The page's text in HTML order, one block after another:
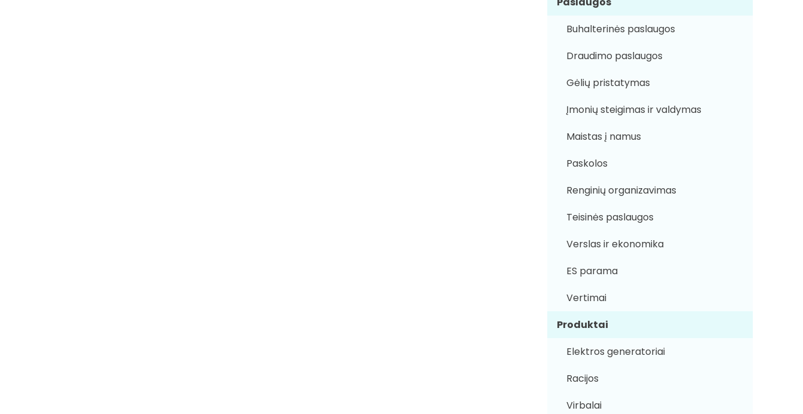
Buhalterinės paslaugos
Draudimo paslaugos
Gėlių pristatymas
Įmonių steigimas ir valdymas
Maistas į namus
Paskolos
Renginių organizavimas
Teisinės paslaugos
Verslas ir ekonomika
ES parama
Vertimai
Produktai
Elektros generatoriai
Racijos
Virbalai